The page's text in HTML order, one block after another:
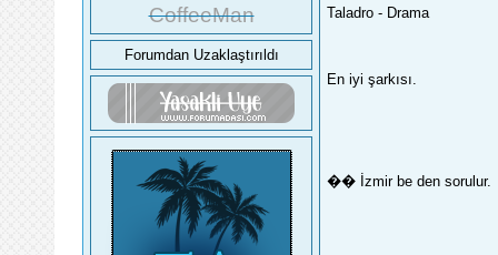
CoffeeMan
Forumdan Uzaklaştırıldı
Taladro - Drama
En iyi şarkısı.
�� İzmir be den sorulur.